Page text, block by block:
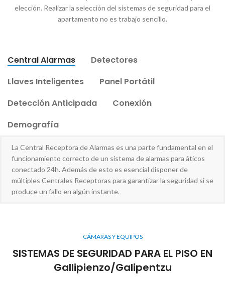
elección. Realizar la selección del sistemas de seguridad para el
apartamento no es trabajo sencillo.
Central Alarmas
Detectores
Llaves Inteligentes
Panel Portátil
Detección Anticipada
Conexión
Demografía
La Central Receptora de Alarmas es una parte fundamental en el
funcionamiento correcto de un sistema de alarmas para áticos
conectado 24h. Además de esto es esencial disponer de
múltiples Centrales Receptoras para garantizar la seguridad si se
produce un fallo en algún instante.
CÁMARAS Y EQUIPOS
SISTEMAS DE SEGURIDAD PARA EL PISO EN
Gallipienzo/Galipentzu